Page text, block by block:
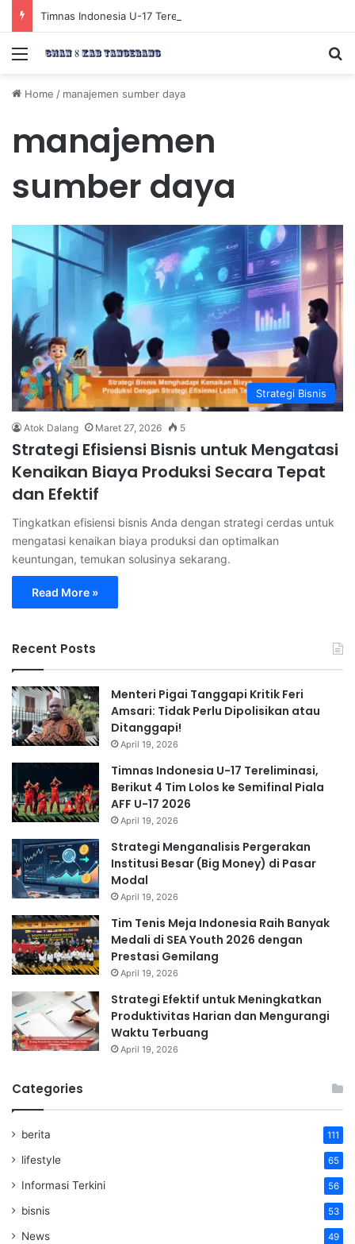
Menu
Home / manajemen sumber daya
manajemen
sumber daya
Strategi Bisnis
Atok Dalang Maret 27, 2026 5
Strategi Efisiensi Bisnis untuk Mengatasi
Kenaikan Biaya Produksi Secara Tepat
dan Efektif
Tingkatkan efisiensi bisnis Anda dengan strategi cerdas untuk
mengatasi kenaikan biaya produksi dan optimalkan
keuntungan, temukan solusinya sekarang.
Read More »
Recent Posts
Menteri Pigai Tanggapi Kritik Feri
Amsari: Tidak Perlu Dipolisikan atau
Ditanggapi!
April 19, 2026
Timnas Indonesia U-17 Tereliminasi,
Berikut 4 Tim Lolos ke Semifinal Piala
AFF U-17 2026
April 19, 2026
Strategi Menganalisis Pergerakan
Institusi Besar (Big Money) di Pasar
Modal
April 19, 2026
Tim Tenis Meja Indonesia Raih Banyak
Medali di SEA Youth 2026 dengan
Prestasi Gemilang
April 19, 2026
Strategi Efektif untuk Meningkatkan
Produktivitas Harian dan Mengurangi
Waktu Terbuang
April 19, 2026
Categories
berita 111
lifestyle 65
Informasi Terkini 56
bisnis 53
News 49